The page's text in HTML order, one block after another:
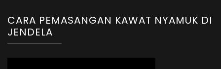
CARA PEMASANGAN KAWAT NYAMUK DI
JENDELA